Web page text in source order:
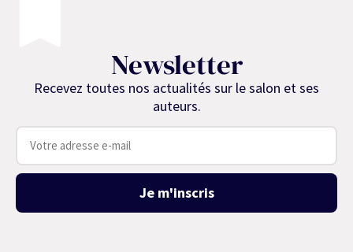
Newsletter
Recevez toutes nos actualités sur le salon et ses
auteurs.
Je m'inscris